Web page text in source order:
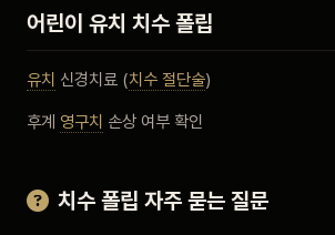
어린이 유치 치수 폴립
유치 신경치료 (치수 절단술)
후계 영구치 손상 여부 확인
치수 폴립 자주 묻는 질문